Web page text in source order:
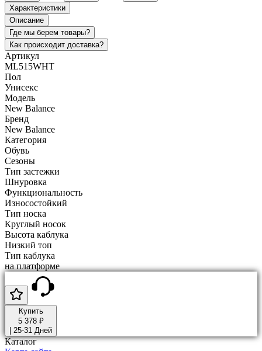
Характеристики
Описание
Где мы берем товары?
Как происходит доставка?
Артикул
ML515WHT
Пол
Унисекс
Модель
New Balance
Бренд
New Balance
Категория
Обувь
Сезоны
Тип застежки
Шнуровка
Функциональность
Износостойкий
Тип носка
Круглый носок
Высота каблука
Низкий топ
Тип каблука
на платформе
Купить
5 378 ₽
25-31 Дней
Каталог